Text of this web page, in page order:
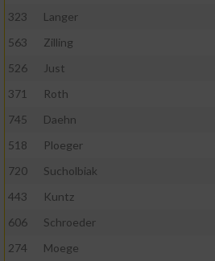
323
Langer
563
Zilling
526
Just
371
Roth
745
Daehn
518
Ploeger
720
Sucholbiak
443
Kuntz
606
Schroeder
274
Moege